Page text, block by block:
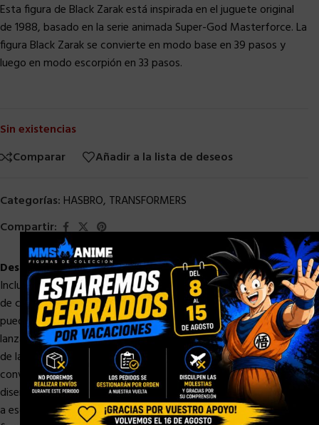
Esta figura de Black Zarak está inspirada en el juguete original
de 1988, basado en la serie animada Super-God Masterforce. La
figura Black Zarak se convierte en modo base en 39 pasos y
luego en modo escorpión en 33 pasos.
Sin existencias
Comparar
Añadir a la lista de deseos
Categorías: HASBRO, TRANSFORMERS
Compartir:
Descripción
Incluye la clásica Lanza de Tirano y escudo, además de detalles
de cañón de hombro. La lanza se separa en 3 piezas que se
pueden guardar en la figura en modo escorpión. La cabeza de la
lanza se fija en la cola del escorpión. El escudo se fija en el brazo
de la figura en modo robot. La cabeza de la figura Black Zarak se
convierte en una figura a escala clase de lujo la cual cuenta con
diseño con apariencia de daño de batalla. La cabeza de la figura
a escala clase de lujo también se convierte en una pequeña
×